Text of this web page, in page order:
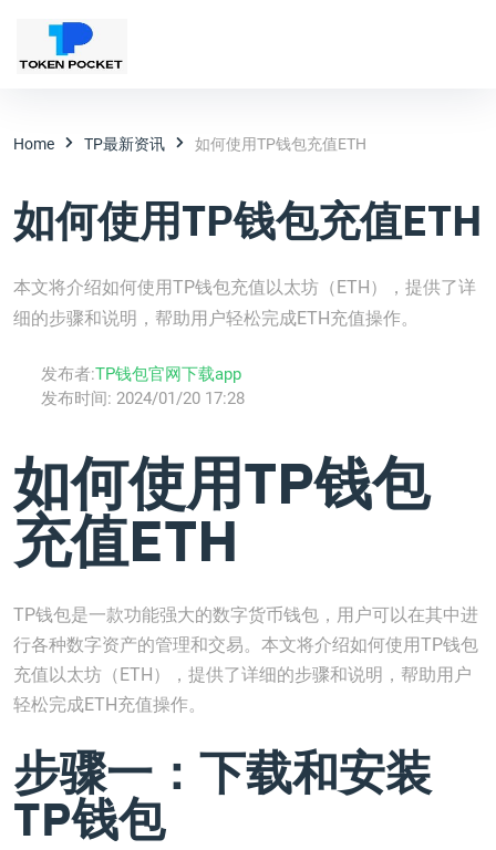
Home TP最新资讯 如何使用TP钱包充值ETH
如何使用TP钱包充值ETH
本文将介绍如何使用TP钱包充值以太坊（ETH），提供了详
细的步骤和说明，帮助用户轻松完成ETH充值操作。
发布者:TP钱包官网下载app
发布时间: 2024/01/20 17:28
如何使用TP钱包
充值ETH
TP钱包是一款功能强大的数字货币钱包，用户可以在其中进
行各种数字资产的管理和交易。本文将介绍如何使用TP钱包
充值以太坊（ETH），提供了详细的步骤和说明，帮助用户
轻松完成ETH充值操作。
步骤一：下载和安装
TP钱包